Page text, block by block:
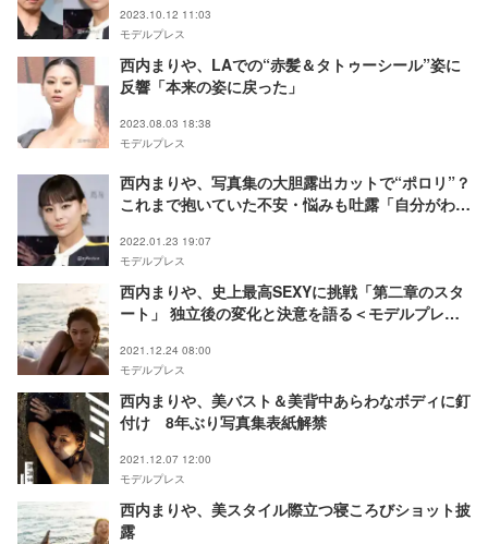
2023.10.12 11:03
モデルプレス
西内まりや、LAでの“赤髪＆タトゥーシール”姿に
反響「本来の姿に戻った」
2023.08.03 18:38
モデルプレス
西内まりや、写真集の大胆露出カットで“ポロリ”？
これまで抱いていた不安・悩みも吐露「自分がわか
2022.01.23 19:07
モデルプレス
西内まりや、史上最高SEXYに挑戦「第二章のスタ
ート」 独立後の変化と決意を語る＜モデルプレス
2021.12.24 08:00
モデルプレス
西内まりや、美バスト＆美背中あらわなボディに釘
付け 8年ぶり写真集表紙解禁
2021.12.07 12:00
モデルプレス
西内まりや、美スタイル際立つ寝ころびショット披
露